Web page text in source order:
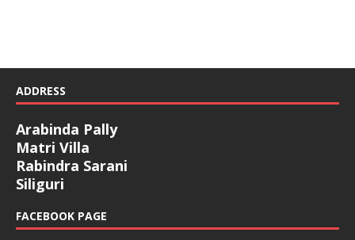
ADDRESS
Arabinda Pally
Matri Villa
Rabindra Sarani
Siliguri
FACEBOOK PAGE